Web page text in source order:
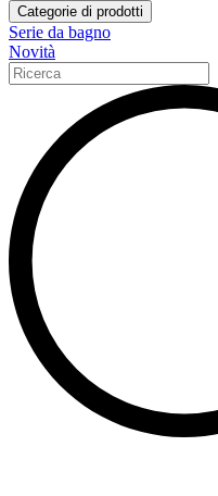
Categorie di prodotti
Serie da bagno
Novità